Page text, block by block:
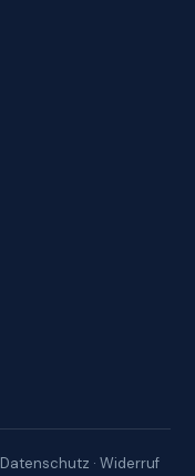
Datenschutz ·Widerruf